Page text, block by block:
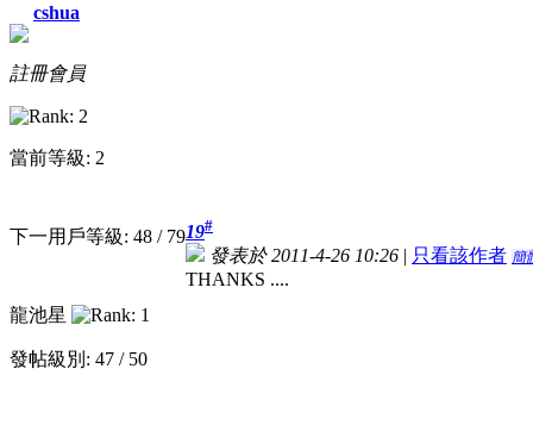
cshua
註冊會員
當前等級: 2
下一用戶等級: 48 / 79
龍池星
發帖級別: 47 / 50
19#
發表於 2011-4-26 10:26 | 只看該作者 簡
THANKS ....